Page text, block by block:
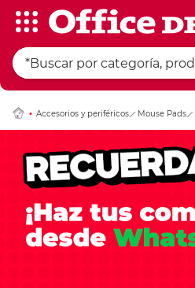
Accesorios y periféricos Mouse Pads